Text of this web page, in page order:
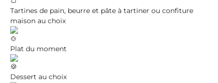
Tartines de pain, beurre et pâte à tartiner ou confiture
maison au choix
Plat du moment
Dessert au choix